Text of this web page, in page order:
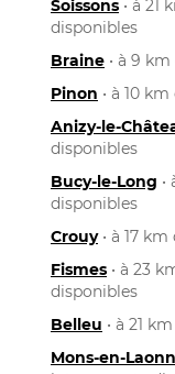
Soissons • à 21
disponibles
Braine • à 9
Pinon • à 10
Anizy-le-
disponibles
Bucy-le-Long
disponibles
Crouy• à 17
Fismes • à 23
disponibles
Belleu • à 21
Mons-en-